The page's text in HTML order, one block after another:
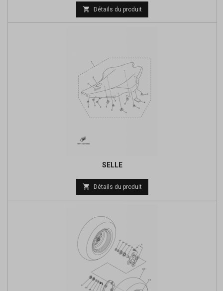
Prix
de
 Détails du produit
SELLE
Prix
de
 Détails du produit